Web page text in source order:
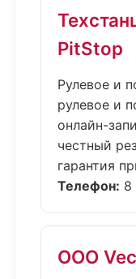
PitStop
Рулевое и
рулевое и
онлайн-
честный
гарантия
Телефон: 8
ООО